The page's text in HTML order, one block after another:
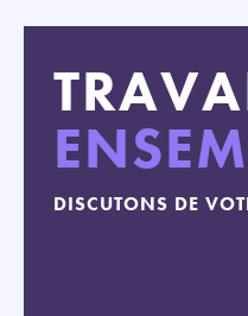
DISCUTONS DE